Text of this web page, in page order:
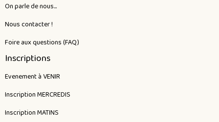
On parle de nous...
Nous contacter !
Foire aux questions (FAQ)
Inscriptions
Evenement à VENIR
Inscription MERCREDIS
Inscription MATINS